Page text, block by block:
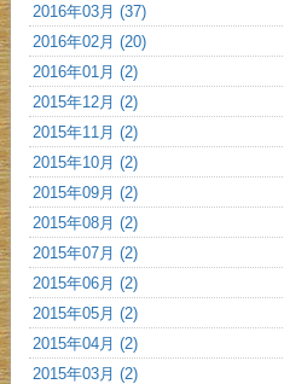
2016年03月 (37)
2016年02月 (20)
2016年01月 (2)
2015年12月 (2)
2015年11月 (2)
2015年10月 (2)
2015年09月 (2)
2015年08月 (2)
2015年07月 (2)
2015年06月 (2)
2015年05月 (2)
2015年04月 (2)
2015年03月 (2)